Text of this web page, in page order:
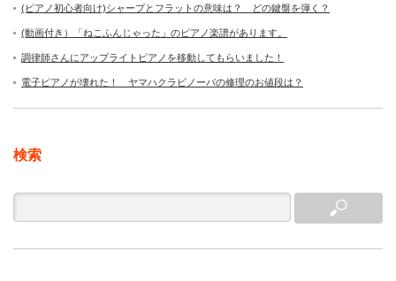
(ピアノ初心者向け)シャープとフラットの意味は？ どの鍵盤を弾く？
(動画付き）「ねこふんじゃった」のピアノ楽譜があります。
調律師さんにアップライトピアノを移動してもらいました！
電子ピアノが壊れた！ ヤマハクラビノーバの修理のお値段は？
検索